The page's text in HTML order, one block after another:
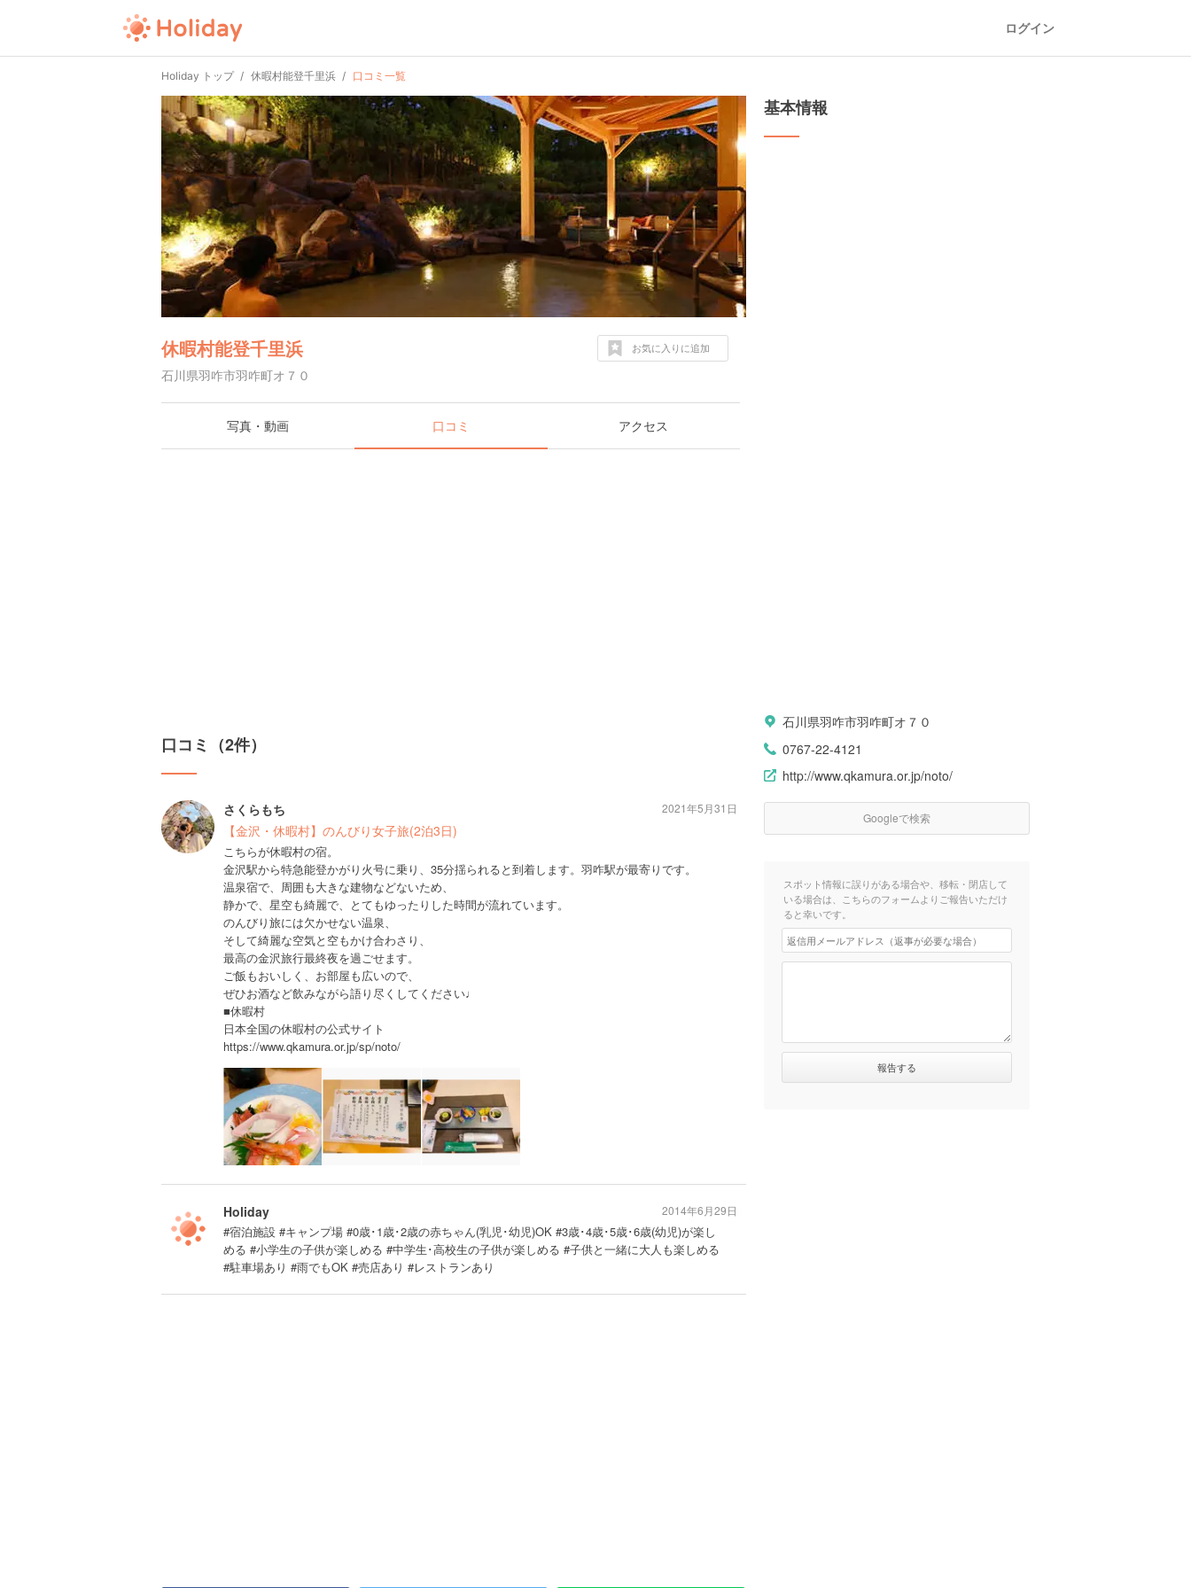
ログイン
Holiday トップ 休暇村能登千里浜 口コミ一覧
休暇村能登千里浜
石川県羽咋市羽咋町オ７０
お気に入りに追加
写真・動画 口コミ アクセス
口コミ（2件）
さくらもち
【金沢・休暇村】のんびり女子旅(2泊3日)
こちらが休暇村の宿。
金沢駅から特急能登かがり火号に乗り、35分揺られると到着します。羽咋駅が最寄りです。
温泉宿で、周囲も大きな建物などないため、
静かで、星空も綺麗で、とてもゆったりした時間が流れています。
のんびり旅には欠かせない温泉、
そして綺麗な空気と空もかけ合わさり、
最高の金沢旅行最終夜を過ごせます。
ご飯もおいしく、お部屋も広いので、
ぜひお酒など飲みながら語り尽くしてください♩
■休暇村
日本全国の休暇村の公式サイト
https://www.qkamura.or.jp/sp/noto/
2021年5月31日
Holiday
#宿泊施設 #キャンプ場 #0歳･1歳･2歳の赤ちゃん(乳児･幼児)OK #3歳･4歳･5歳･6歳(幼児)が楽し
める #小学生の子供が楽しめる #中学生･高校生の子供が楽しめる #子供と一緒に大人も楽しめる
#駐車場あり #雨でもOK #売店あり #レストランあり
2014年6月29日
基本情報
石川県羽咋市羽咋町オ７０
0767-22-4121
http://www.qkamura.or.jp/noto/
Googleで検索
スポット情報に誤りがある場合や、移転・閉店して
いる場合は、こちらのフォームよりご報告いただけ
ると幸いです。